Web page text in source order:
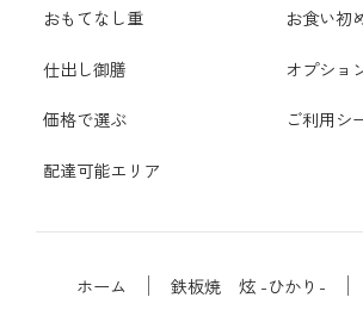
おもてなし重 お食い初
仕出し御膳 オプショ
価格で選ぶ ご利用シ
配達可能エリア
ホーム 鉄板焼 炫 -ひかり-